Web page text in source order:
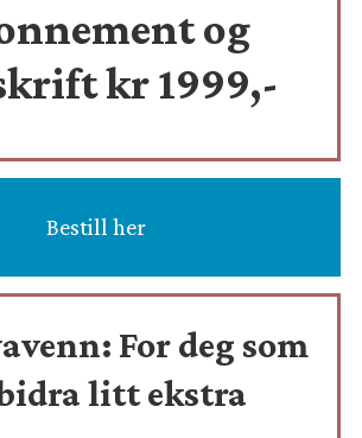
og
kr 1999,-
Bestill her
For deg som
litt ekstra